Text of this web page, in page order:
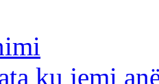
ku jemi